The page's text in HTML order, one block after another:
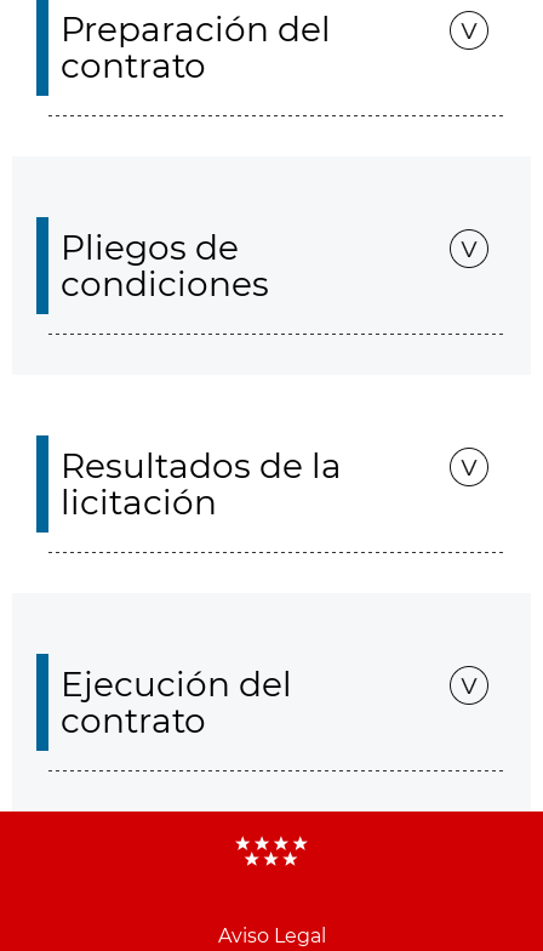
Preparación del
contrato
Pliegos de
condiciones
Resultados de la
licitación
Ejecución del
contrato
Aviso Legal